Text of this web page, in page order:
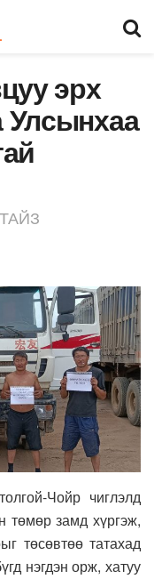
эрх
Улсынхаа
Чойр чиглэлд
төмөр замд хүргэж,
төсөвтөө татахад
нэгдэн орж, хатуу